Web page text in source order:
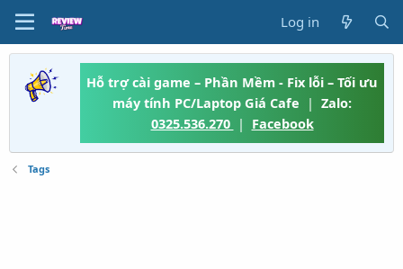
Log in
Hỗ trợ cài game – Phần Mềm - Fix lỗi – Tối ưu
máy tính PC/Laptop Giá Cafe | Zalo:
0325.536.270 | Facebook
Tags